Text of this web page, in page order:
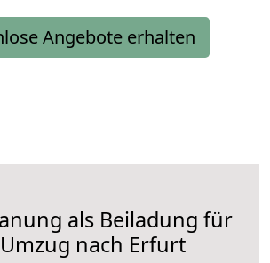
Angebote erhalten
als Beiladung für
nach Erfurt